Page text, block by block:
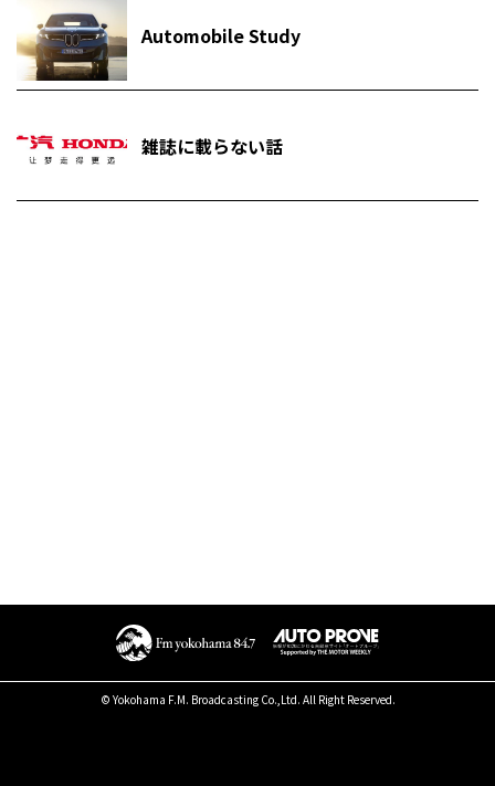
Automobile Study
雑誌に載らない話
© Yokohama F.M. Broadcasting Co.,Ltd. All Right Reserved.